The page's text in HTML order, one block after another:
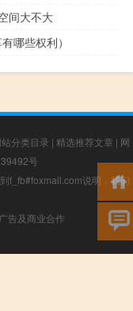
间大不大
哪些权利）
分类目录 | 精选推荐文章 | 网
号
f_fb#foxmail.com说明，我们
告及商业合作